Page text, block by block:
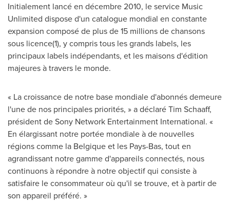
Initialement lancé en décembre 2010, le service Music
Unlimited dispose d'un catalogue mondial en constante
expansion composé de plus de 15 millions de chansons
sous licence(1), y compris tous les grands labels, les
principaux labels indépendants, et les maisons d'édition
majeures à travers le monde.
« La croissance de notre base mondiale d'abonnés demeure
l'une de nos principales priorités, » a déclaréTim Schaaff,
président de Sony Network Entertainment International. «
En élargissant notre portée mondiale à de nouvelles
régions comme la Belgique et les Pays-Bas, tout en
agrandissant notre gamme d'appareils connectés, nous
continuons à répondre à notre objectif qui consiste à
satisfaire le consommateur où qu'il se trouve, et à partir de
son appareil préféré. »